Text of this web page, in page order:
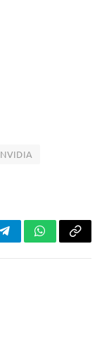
NVIDIA
TelegramWhatsApp
Copiar